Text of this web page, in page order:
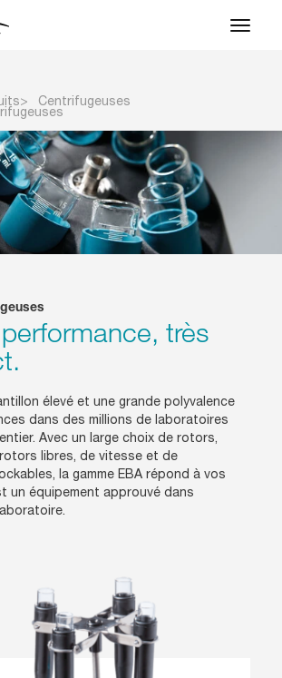
Centrifugeuses
très
élevé et une grande polyvalence
dans des millions de laboratoires
Avec un large choix de rotors,
libres, de vitesse et de
la gamme EBA répond à vos
un équipement approuvé dans